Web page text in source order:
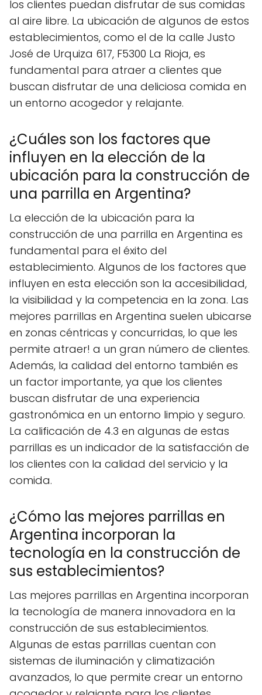
los clientes puedan disfrutar de sus comidas
al aire libre. La ubicación de algunos de estos
establecimientos, como el de la calle Justo
José de Urquiza 617, F5300 La Rioja, es
fundamental para atraer a clientes que
buscan disfrutar de una deliciosa comida en
un entorno acogedor y relajante.
¿Cuáles son los factores que
influyen en la elección de la
ubicación para la construcción de
una parrilla en Argentina?
La elección de la ubicación para la
construcción de una parrilla en Argentina es
fundamental para el éxito del
establecimiento. Algunos de los factores que
influyen en esta elección son la accesibilidad,
la visibilidad y la competencia en la zona. Las
mejores parrillas en Argentina suelen ubicarse
en zonas céntricas y concurridas, lo que les
permite atraer! a un gran número de clientes.
Además, la calidad del entorno también es
un factor importante, ya que los clientes
buscan disfrutar de una experiencia
gastronómica en un entorno limpio y seguro.
La calificación de 4.3 en algunas de estas
parrillas es un indicador de la satisfacción de
los clientes con la calidad del servicio y la
comida.
¿Cómo las mejores parrillas en
Argentina incorporan la
tecnología en la construcción de
sus establecimientos?
Las mejores parrillas en Argentina incorporan
la tecnología de manera innovadora en la
construcción de sus establecimientos.
Algunas de estas parrillas cuentan con
sistemas de iluminación y climatización
avanzados, lo que permite crear un entorno